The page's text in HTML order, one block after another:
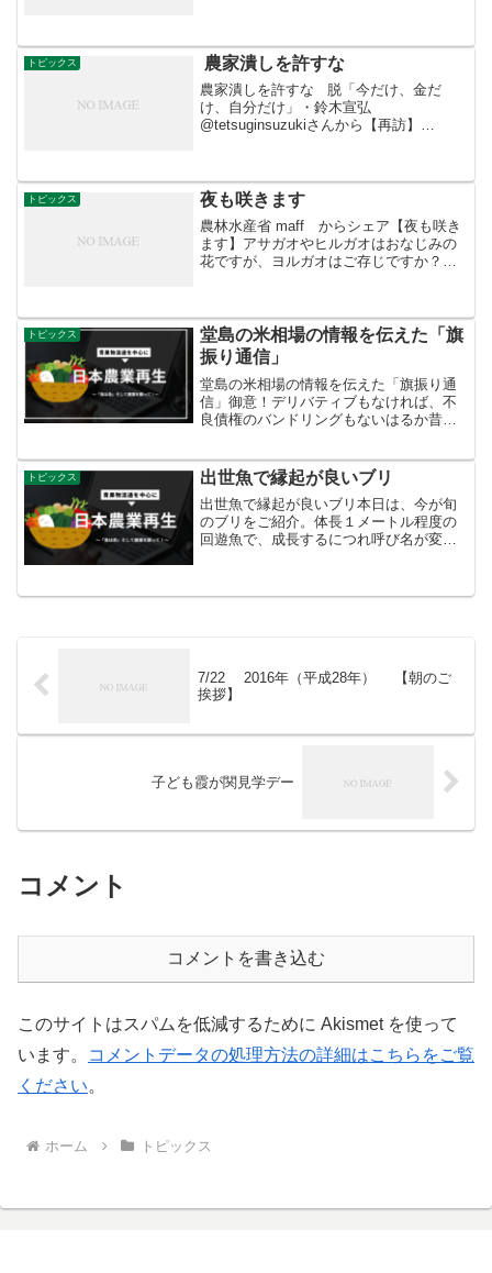
トピックス 農家潰しを許すな
農家潰しを許すな 脱「今だけ、金だ
け、自分だけ」・鈴木宣弘
@tetsuginsuzukiさんから【再訪】
直そう。加計学園と同じ手口は農業です
でに行われ、...
トピックス 夜も咲きます
農林水産省 maff からシェア【夜も咲き
ます】アサガオやヒルガオはおなじみの
花ですが、ヨルガオはご存じですか？ヨ
暮れてから白く大きな花を咲かせ、翌日
の朝にはしぼんでし...
トピックス
堂島の米相場の情報を伝えた「旗
振り通信」
堂島の米相場の情報を伝えた「旗振り通
信」御意！デリバティブもなければ、不
良債権のバンドリングもないはるか昔、
「堂島米会所」を開設した。すごい偉業
です。ところで「大坂」...
トピックス 出世魚で縁起が良いブリ
出世魚で縁起が良いブリ本日は、今が旬
のブリをご紹介。体長１メートル程度の
回遊魚で、成長するにつれ呼び名が変わ
ナダ→ワラサ→ブリ、関西ではツバス→
7/22 2016年（平成28年） 【朝のご
挨拶】
子ども霞が関見学デー
コメント
コメントを書き込む
このサイトはスパムを低減するために Akismet を使って
います。
コメントデータの処理方法の詳細はこちらをご覧
ください。
ホーム トピックス